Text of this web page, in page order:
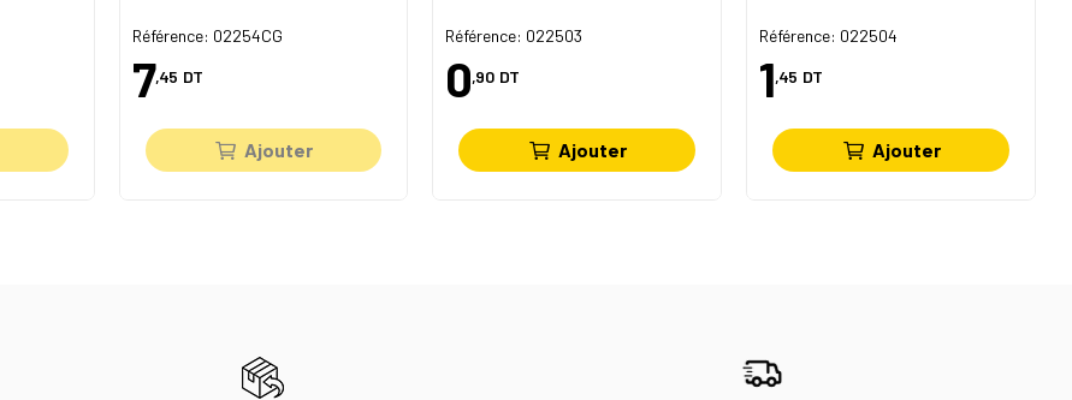
Référence: 02254CG
7,45 DT
Ajouter
Référence: 022503
0,90 DT
Ajouter
Référence: 022504
1,45 DT
Ajouter